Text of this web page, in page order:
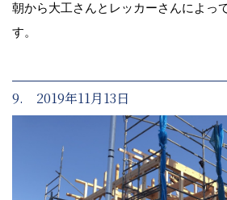
朝から大工さんとレッカーさんによっ
す。
9. 2019年11月13日